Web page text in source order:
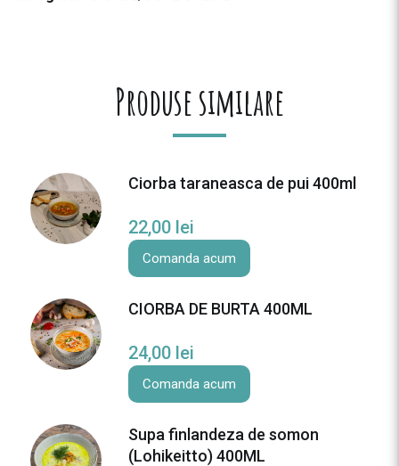
Produse similare
Ciorba taraneasca de pui 400ml
22,00 lei
Comanda acum
CIORBA DE BURTA 400ML
24,00 lei
Comanda acum
Supa finlandeza de somon
(Lohikeitto) 400ML